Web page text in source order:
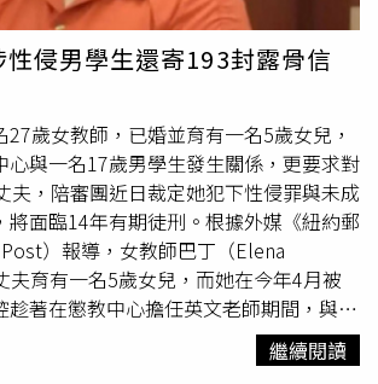
用餐，沒使用過的餐盤放在學校而成為
確鑿，這才改口稱「疑似吃不下而來不
更點起家長怒火，這才決定向校方反
次失望。花花爸提到，他9月提出老師
校方卻沒有開始調查流程，直到自己忍
忙，學校才請他回去填正式的申訴單，而
師卻持續在教育第一線，更讓他擔心恐
希望校方能正視老師問題，別讓學生在恐
，接獲家長反應後曾多次促進親師溝
共識，如今家長已正式提出霸凌申訴，
查小組，目前調查流程正進行中，待結果
調查小組的懲處建議，並報請教育局進行
表示，本案起於9月13日，親師間在家長
調，待事件釐清後，將全面檢視校園安
程，研擬改善方案，並持續全力處理後
園安全與師生福祉。◎勇敢求救並非弱
意傾聽，請撥打1995◎如果您覺得痛
，您並不孤單，請撥打1925
性侵男學生還寄193封露骨信
歲女教師，已婚並育有一名5歲女兒，
心與一名17歲男學生發生關係，更要求對
夫，陪審團近日裁定她犯下性侵罪與未成
將面臨14年有期徒刑。根據外媒《紐約郵
）報導，女教師巴丁（Elena
夫育有一名5歲女兒，而她在今年4月被
趁著在懲教中心擔任英文老師期間，與一
關係，還教唆對方幫忙除掉自己的老公。
時，發現少年的房間裡有193封巴丁寄的
繼續閱讀